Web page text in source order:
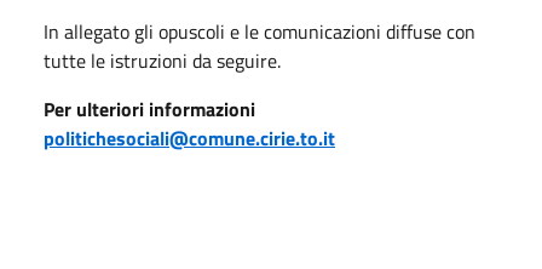
In allegato gli opuscoli e le comunicazioni diffuse con
tutte le istruzioni da seguire.
Per ulteriori informazioni
politichesociali@comune.cirie.to.it